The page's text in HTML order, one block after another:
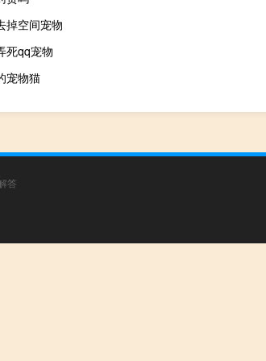
掉空间宠物
死qq宠物
宠物猫
答